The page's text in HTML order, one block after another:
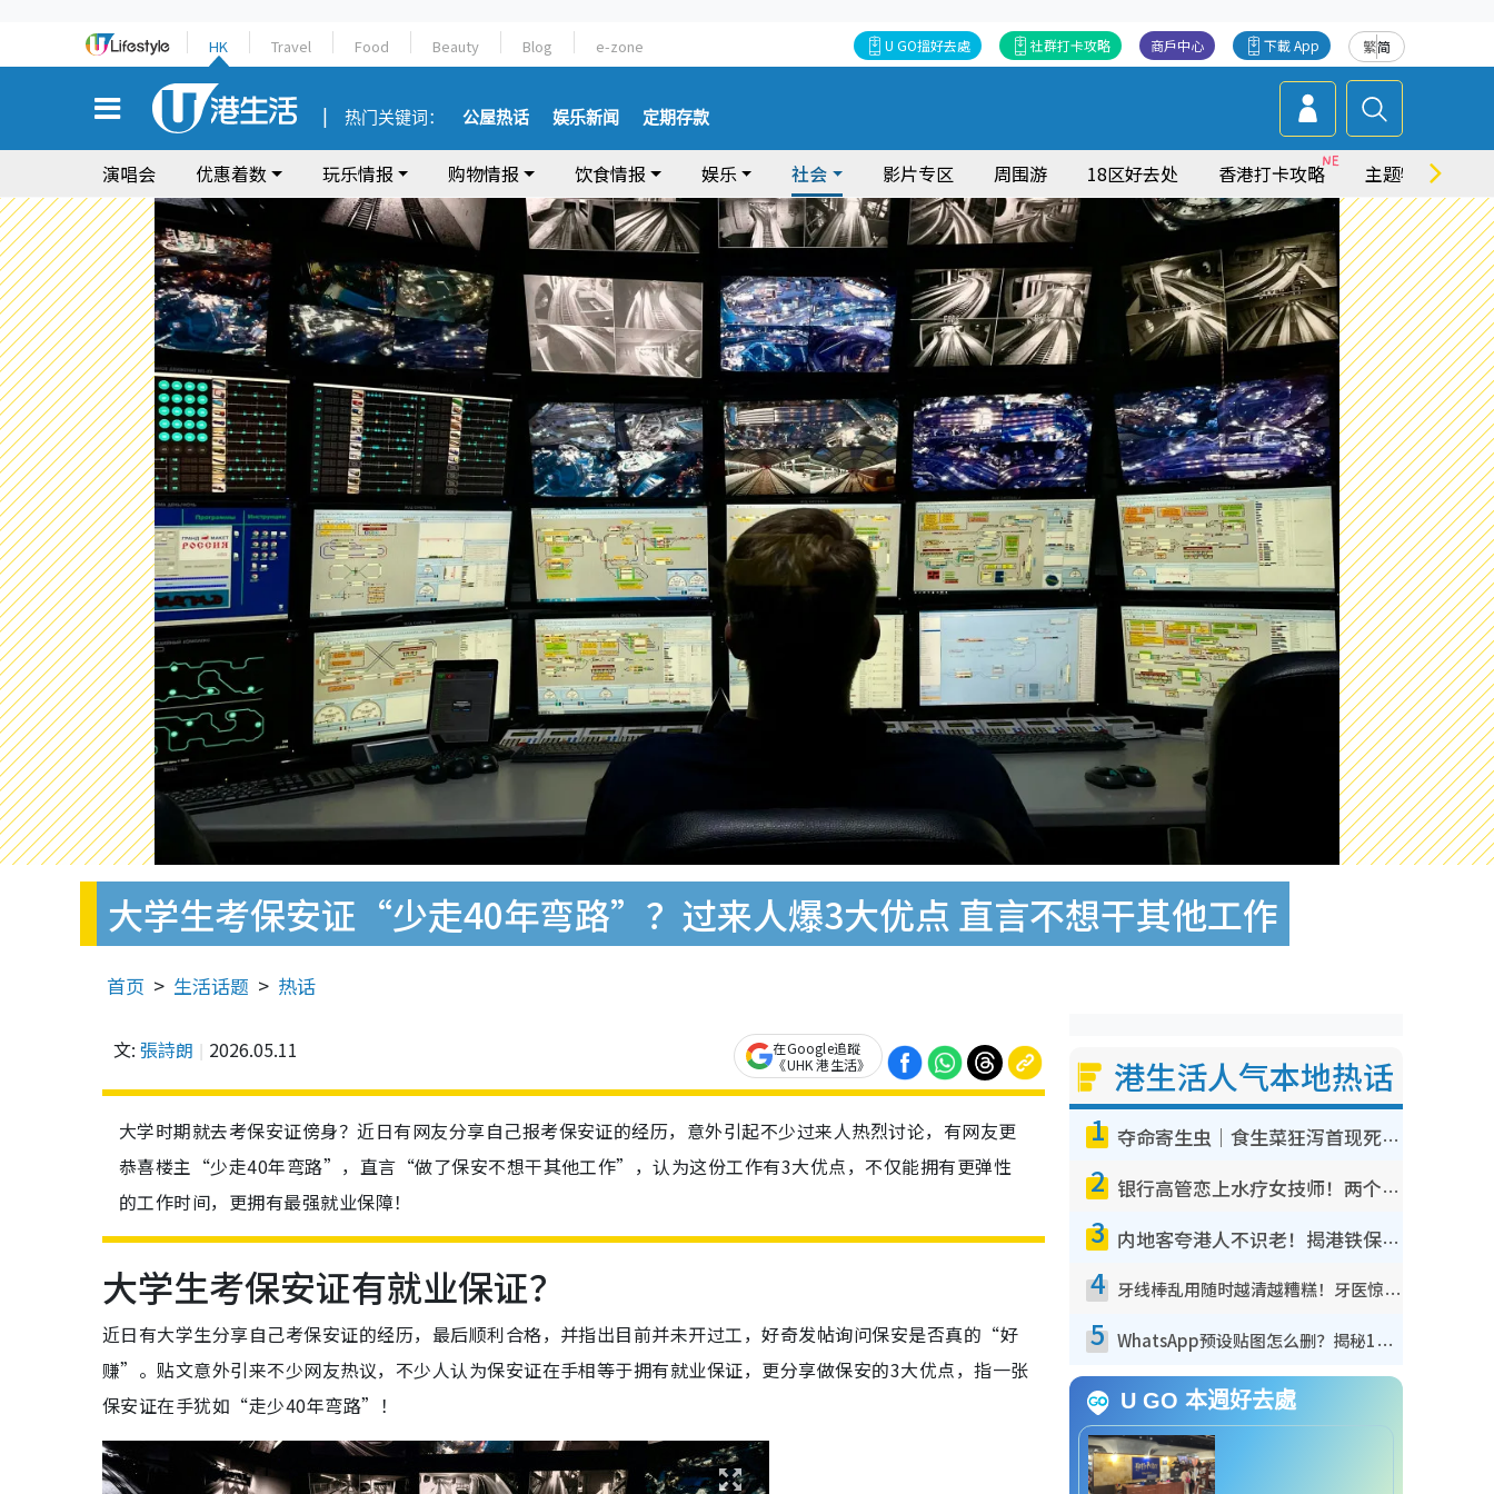
HK Travel Food Beauty Blog e-zone 繁简
下載 App
商戶中心
社群打卡攻略
U GO搵好去處
热门关键词： 公屋热话 娱乐新闻 定期存款
演唱会 优惠着数 玩乐情报 购物情报 饮食情报 娱乐 社会 影片专区 周围游 18区好去处 香港打卡攻略 主题特集
大学生考保安证“少走40年弯路”？过来人爆3大优点 直言不想干其他工作
首页 生活话题 热话
文: 張詩朗 2026.05.11
在Google追蹤
《UHK 港生活》
大学时期就去考保安证傍身？近日有网友分享自己报考保安证的经历，意外引起不少过来人热烈讨论，有网友更
恭喜楼主“少走40年弯路”，直言“做了保安不想干其他工作”，认为这份工作有3大优点，不仅能拥有更弹性
的工作时间，更拥有最强就业保障！
大学生考保安证有就业保证？
近日有大学生分享自己考保安证的经历，最后顺利合格，并指出目前并未开过工，好奇发帖询问保安是否真的“好
赚”。贴文意外引来不少网友热议，不少人认为保安证在手相等于拥有就业保证，更分享做保安的3大优点，指一张
保安证在手犹如“走少40年弯路”！
港生活人气本地热话
1 夺命寄生虫｜食生菜狂泻首现死者！疫潮恶化录1.8万宗病例 揭洗菜3大谬误
2 银行高管恋上水疗女技师！两个月借128万惊觉“沉船”沉落火海 揭背后疑似邪教操控卖淫
3 内地客夸港人不识老！揭港铁保鲜级冷气 港人求放过：别投诉
4 牙线棒乱用随时越清越糟糕！牙医惊揭盲目过户细菌恐致蛀牙：这种才是日常真保养
5 WhatsApp预设贴图怎么删？揭秘1招“反向操作”还原简洁界面 附3步实测教程
U GO 本週好去處